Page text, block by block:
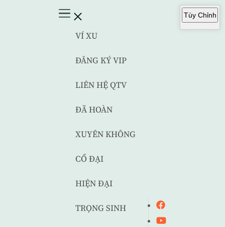
VÍ XU
ĐĂNG KÝ VIP
LIÊN HỆ QTV
ĐÃ HOÀN
XUYÊN KHÔNG
CỔ ĐẠI
HIỆN ĐẠI
TRỌNG SINH
Tùy Chỉnh